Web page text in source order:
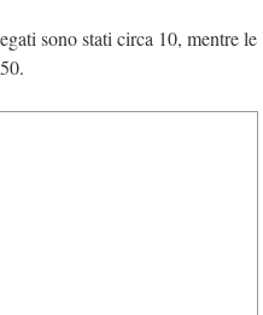
sono stati circa 10, mentre le